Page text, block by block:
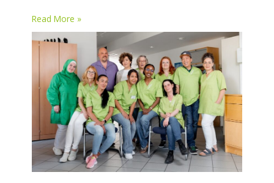
Read More »
Das
Pflegeteam
Ihr
ambulanter
Pflegedienst
Bad
Homburg
v.d.H.